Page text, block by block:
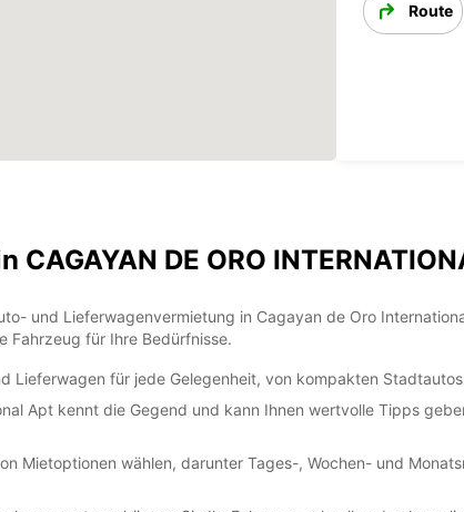
Route
DE ORO
und Lieferwagenvermietung in Cagayan de Oro
Fahrzeug für Ihre Bedürfnisse.
Lieferwagen für jede Gelegenheit, von kompakten
Apt kennt die Gegend und kann Ihnen wertvolle Tipps
Mietoptionen wählen, darunter Tages-, Wochen- und